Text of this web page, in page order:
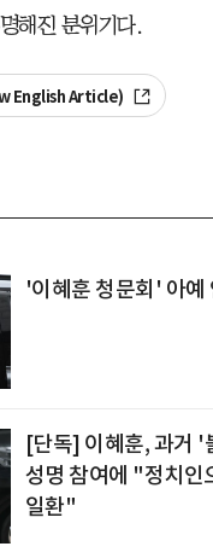
해진 분위기다.
English Article)
'이혜훈 청문회' 아예
[단독] 이혜훈, 과거 '
성명 참여에 "정치인
일환"